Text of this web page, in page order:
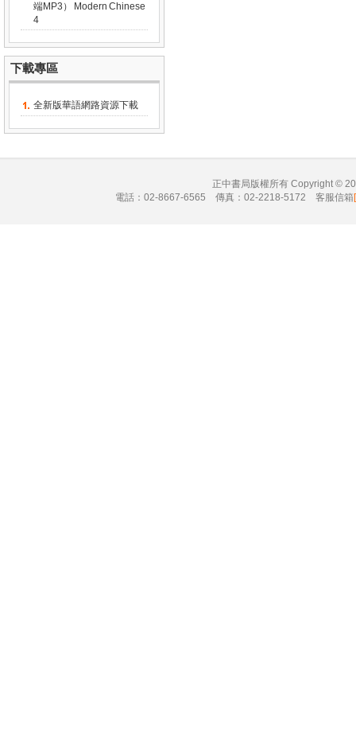
端MP3） Modern Chinese
4
下載專區
全新版華語網路資源下載
正中書局版權所有 Copyright ©
電話：02-8667-6565 傳真：02-2218-5172 客服信箱